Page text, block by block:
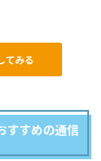
てみる
すすめの通信